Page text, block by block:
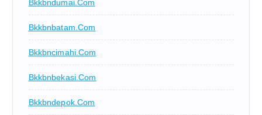
Bkkbndumai.com
Bkkbnbatam.com
Bkkbncimahi.com
Bkkbnbekasi.com
Bkkbndepok.com